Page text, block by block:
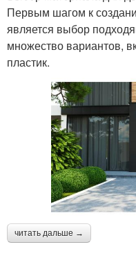
Первым шагом к
является выбор
множество вариантов,
пластик.
читать дальше →